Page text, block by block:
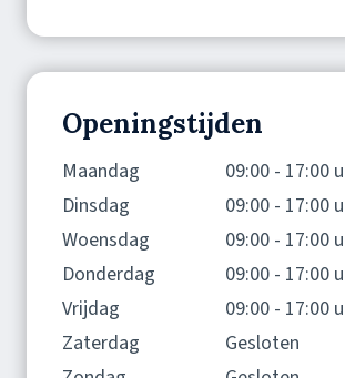
Openingstijden
Maandag
09:00 - 17:00 u
Dinsdag
09:00 - 17:00 u
Woensdag
09:00 - 17:00 u
Donderdag
09:00 - 17:00 u
Vrijdag
09:00 - 17:00 u
Zaterdag
Gesloten